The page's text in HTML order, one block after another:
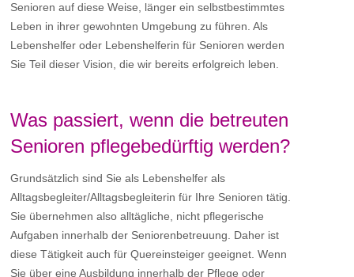
Senioren auf diese Weise, länger ein selbstbestimmtes
Leben in ihrer gewohnten Umgebung zu führen. Als
Lebenshelfer oder Lebenshelferin für Senioren werden
Sie Teil dieser Vision, die wir bereits erfolgreich leben.
Was passiert, wenn die betreuten
Senioren pflegebedürftig werden?
Grundsätzlich sind Sie als Lebenshelfer als
Alltagsbegleiter/Alltagsbegleiterin für Ihre Senioren tätig.
Sie übernehmen also alltägliche, nicht pflegerische
Aufgaben innerhalb der Seniorenbetreuung. Daher ist
diese Tätigkeit auch für Quereinsteiger geeignet. Wenn
Sie über eine Ausbildung innerhalb der Pflege oder